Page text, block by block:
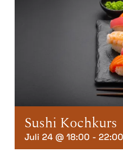
Sushi Kochkurs
Juli 24 @ 18:00 - 22:00